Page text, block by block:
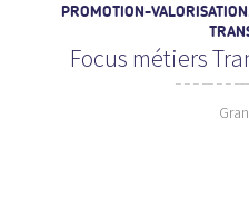
PROMOTION-
Focus métiers